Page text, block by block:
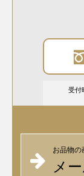
受付
お品物の
メ